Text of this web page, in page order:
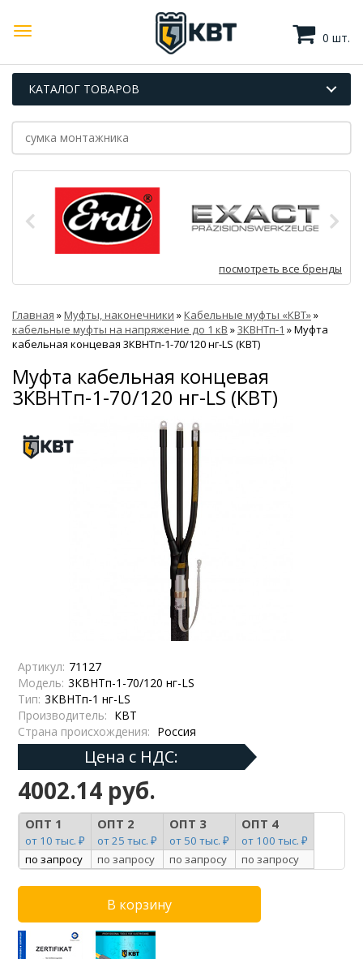
0 шт.
КАТАЛОГ ТОВАРОВ
посмотреть все бренды
Главная »Муфты, наконечники »Кабельные муфты «КВТ»»
кабельные муфты на напряжение до 1 кВ »3КВНТп-1 »Муфта
кабельная концевая 3КВНТп-1-70/120 нг-LS (КВТ)
Муфта кабельная концевая
3КВНТп-1-70/120 нг-LS (КВТ)
Артикул: 71127
Модель: 3КВНТп-1-70/120 нг-LS
Тип: 3КВНТп-1 нг-LS
Производитель: КВТ
Страна происхождения: Россия
Цена с НДС:
4002.14 руб.
ОПТ 1
от 10 тыс. ₽
ОПТ 2
от 25 тыс. ₽
ОПТ 3
от 50 тыс. ₽
ОПТ 4
от 100 тыс. ₽
по запросу
по запросу по запросу по запросу